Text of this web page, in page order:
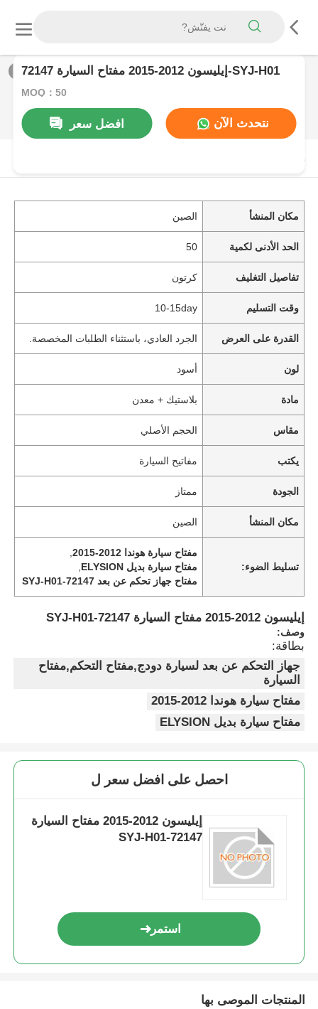
/0 إيليسون 2012-2015 مفتاح السيارة 72147-SYJ-H01
MOQ：50
افضل سعر نتحدث الآن
منتوج وصف
مكان المنشأ الصين
الحد الأدنى لكمية 50
تفاصيل التغليف كرتون
وقت التسليم 10-15day
القدرة على العرض الجرد العادي، باستثناء الطلبات المخصصة.
لون أسود
مادة بلاستيك + معدن
مقاس الحجم الأصلي
يكتب مفاتيح السيارة
الجودة ممتاز
مكان المنشأ الصين
تسليط الضوء:
مفتاح سيارة هوندا 2012-2015
مفتاح سيارة بديل ELYSION
مفتاح جهاز تحكم عن بعد 72147-SYJ-H01
إيليسون 2012-2015 مفتاح السيارة 72147-SYJ-H01
وصف:
بطاقة:
جهاز التحكم عن بعد لسيارة دودج,مفتاح التحكم,مفتاح
السيارة
مفتاح سيارة هوندا 2012-2015
مفتاح سيارة بديل ELYSION
احصل على افضل سعر ل
إيليسون 2012-2015 مفتاح السيارة
72147-SYJ-H01
استمر
المنتجات الموصى بها